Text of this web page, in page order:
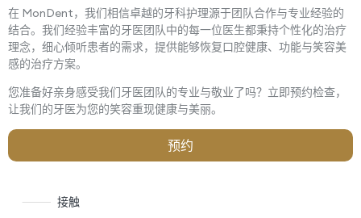
在 MonDent，我们相信卓越的牙科护理源于团队合作与专业经验的
结合。我们经验丰富的牙医团队中的每一位医生都秉持个性化的治疗
理念，细心倾听患者的需求，提供能够恢复口腔健康、功能与笑容美
感的治疗方案。
您准备好亲身感受我们牙医团队的专业与敬业了吗？立即预约检查，
让我们的牙医为您的笑容重现健康与美丽。
预约
接触